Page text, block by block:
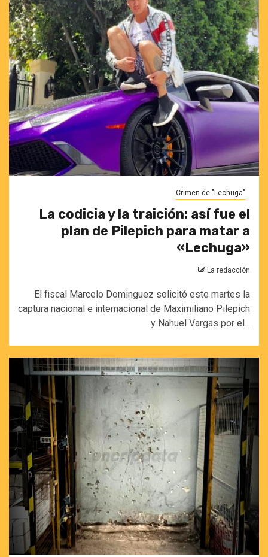
Crimen de "Lechuga"
La codicia y la traición: así fue el
plan de Pilepich para matar a
«Lechuga»
La redacción
El fiscal Marcelo Dominguez solicitó este martes la
captura nacional e internacional de Maximiliano Pilepich
y Nahuel Vargas por el...